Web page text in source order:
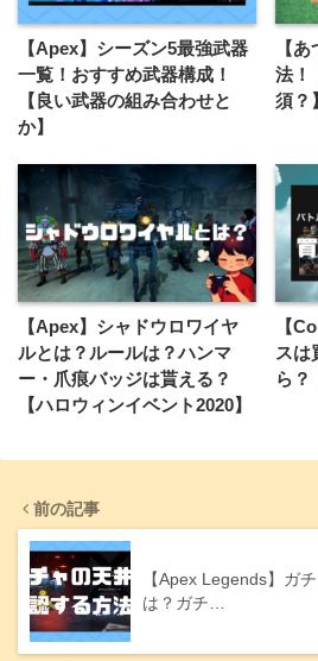
【Apex】シーズン5最強武器
一覧！おすすめ武器構成！
【良い武器の組み合わせと
か】
【
法！
須？】
【Apex】シャドウロワイヤ
ルとは？ルールは？ハンマ
ー・爪痕バッジは貰える？
【ハロウィンイベント2020】
【
スは
ら？
前の記事
【Apex Legends】ガ
は？ガチ…